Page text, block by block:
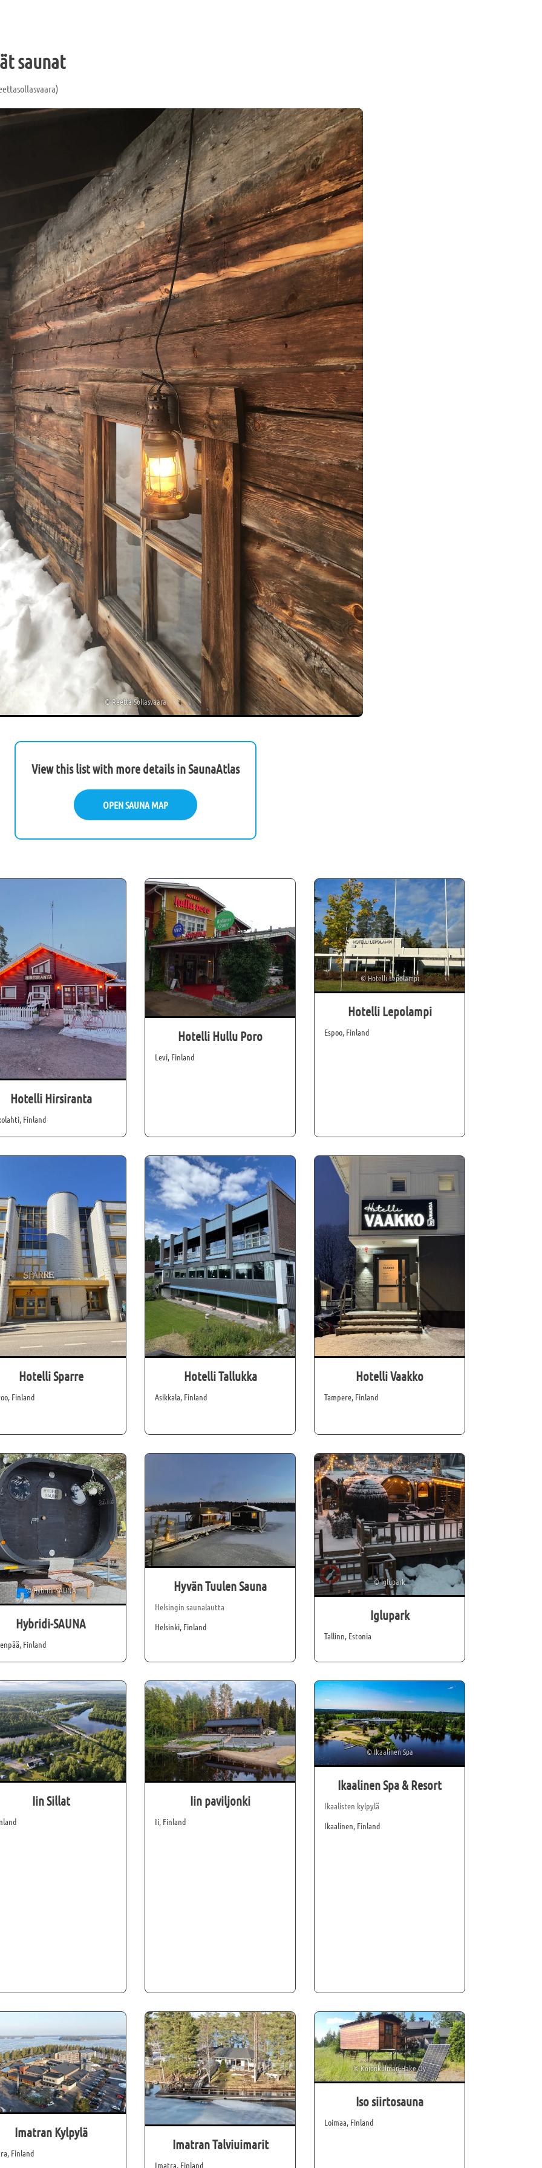
saunat
©Reetta Sollasvaara
View this list with more details in SaunaAtlas
OPEN SAUNA MAP
Hotelli Hirsiranta
Finland
Hotelli Hullu Poro
Levi, Finland
©Hotelli Lepolampi
Hotelli Lepolampi
Espoo, Finland
Hotelli Sparre
Finland
Hotelli Tallukka
Asikkala, Finland
Hotelli Vaakko
Tampere, Finland
©Hybridi-SAUNA
Hybridi-SAUNA
Finland
Hyvän Tuulen Sauna
Helsingin saunalautta
Helsinki, Finland
©Iglupark
Iglupark
Tallinn, Estonia
Iin Sillat Iin paviljonki
Ii, Finland
©Ikaalinen Spa
Ikaalinen Spa & Resort
Ikaalisten kylpylä
Ikaalinen, Finland
Imatran Kylpylä
Finland
Imatran Talviuimarit
Imatra, Finland
©Kojonkulman Hake Oy
Iso siirtosauna
Loimaa, Finland